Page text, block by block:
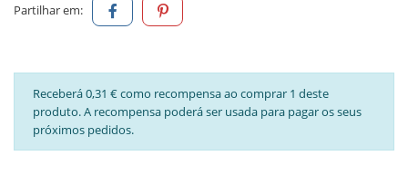
Partilhar em:
Receberá 0,31 € como recompensa ao comprar 1 deste
produto. A recompensa poderá ser usada para pagar os seus
próximos pedidos.